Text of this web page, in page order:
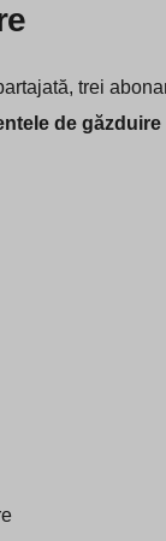
trei
de găzduire